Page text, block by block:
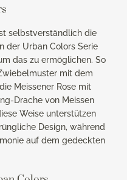
selbstverständlich die
der Urban Colors Serie
das zu ermöglichen. So
mit dem
Meissener Rose mit
Drache von Meissen
Weise unterstützen
Design, während
auf dem gedeckten